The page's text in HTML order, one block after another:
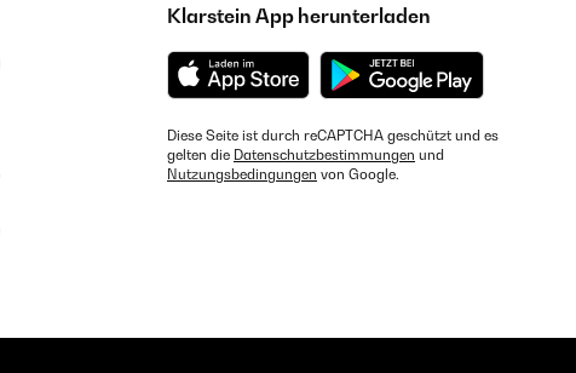
Klarstein App herunterladen
Diese Seite ist durch reCAPTCHA geschützt und es
gelten die Datenschutzbestimmungen und
Nutzungsbedingungen von Google.